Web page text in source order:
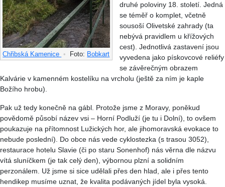
Chřibská Kamenice • Foto: Bobkart
druhé poloviny 18. století. Jedná
se téměř o komplet, včetně
sousoší Olivetské zahrady (ta
nebývá pravidlem u křížových
cest). Jednotlivá zastavení jsou
vyvedena jako pískovcové reliéfy
se závěrečným obrazem
Kalvárie v kamenném kostelíku na vrcholu (ještě za ním je kaple
Božího hrobu).
Pak už tedy konečně na gábl. Protože jsme z Moravy, poněkud
povědomě působí název vsi – Horní Podluží (je tu i Dolní), to ovšem
poukazuje na přítomnost Lužických hor, ale jihomoravská evokace to
nebude poslední). Do obce nás vede cyklostezka (s trasou 3052),
restaurace hotelu Slavie (či po staru Sonenhof) nás věrna dle názvu
vítá sluníčkem (je tak celý den), výbornou plzní a solidním
perzonálem. Už jsme si sice udělali přes den hlad, ale i přes tento
hendikep musíme uznat, že kvalita podávaných jídel byla vysoká.